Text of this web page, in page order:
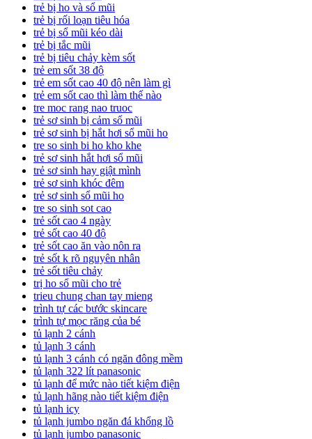
trẻ bị ho và sổ mũi
trẻ bị rối loạn tiêu hóa
trẻ bị sổ mũi kéo dài
trẻ bị tắc mũi
trẻ bị tiêu chảy kèm sốt
trẻ em sốt 38 độ
trẻ em sốt cao 40 độ nên làm gì
trẻ em sốt cao thì làm thế nào
tre moc rang nao truoc
trẻ sơ sinh bị cảm sổ mũi
trẻ sơ sinh bị hắt hơi sổ mũi ho
tre so sinh bi ho kho khe
trẻ sơ sinh hắt hơi sổ mũi
trẻ sơ sinh hay giật mình
trẻ sơ sinh khóc đêm
trẻ sơ sinh sổ mũi ho
tre so sinh sot cao
trẻ sốt cao 4 ngày
trẻ sốt cao 40 độ
trẻ sốt cao ăn vào nôn ra
trẻ sốt k rõ nguyên nhân
trẻ sốt tiêu chảy
trị ho sổ mũi cho trẻ
trieu chung chan tay mieng
trình tự các bước skincare
trình tự mọc răng của bé
tủ lạnh 2 cánh
tủ lạnh 3 cánh
tủ lạnh 3 cánh có ngăn đông mềm
tủ lạnh 322 lít panasonic
tủ lạnh để mức nào tiết kiệm điện
tủ lạnh hãng nào tiết kiệm điện
tủ lạnh icy
tủ lạnh jumbo ngăn đá khổng lồ
tủ lạnh jumbo panasonic